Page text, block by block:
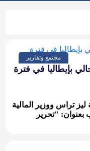
مجتمع وتقارير
بإيطاليا في فترة
تراس ووزير المالية
بعنوان: "تحرير